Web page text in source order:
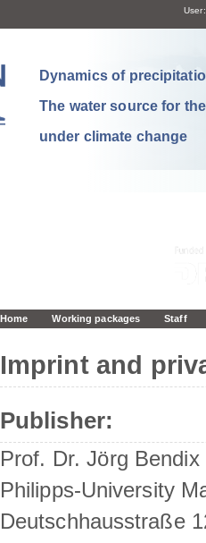
User:
Dynamics of
The water source for
under climate change
Home Working packages Staff
Imprint and
Publisher:
Prof. Dr. Jörg Bendix
Philipps-University
Deutschhausstraße